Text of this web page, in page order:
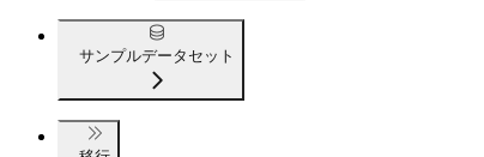
サンプルデータセット